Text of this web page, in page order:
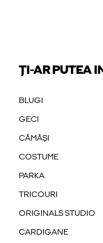
ȚI-AR PUTEA
BLUGI
GECI
CĂMĂȘI
COSTUME
PARKA
TRICOURI
ORIGINALS STUDIO
CARDIGANE